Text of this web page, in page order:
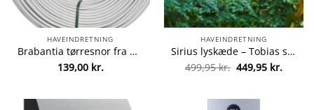
HAVEINDRETNING
Brabantia tørresnor fra Brabantia 8710755297243
139,00 kr.
HAVEINDRETNING
Sirius lyskæde – Tobias startsæt fra sirius 5707310695159
499,95kr. Den
oprindelige
499,95 kr..
449,95 kr.Den